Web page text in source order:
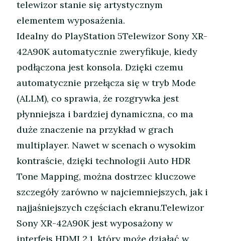
telewizor stanie się artystycznym
elementem wyposażenia.
Idealny do PlayStation 5Telewizor Sony XR-
42A90K automatycznie zweryfikuje, kiedy
podłączona jest konsola. Dzięki czemu
automatycznie przełącza się w tryb Mode
(ALLM), co sprawia, że rozgrywka jest
płynniejsza i bardziej dynamiczna, co ma
duże znaczenie na przykład w grach
multiplayer. Nawet w scenach o wysokim
kontraście, dzięki technologii Auto HDR
Tone Mapping, można dostrzec kluczowe
szczegóły zarówno w najciemniejszych, jak i
najjaśniejszych częściach ekranu.Telewizor
Sony XR-42A90K jest wyposażony w
interfejs HDMI 2.1, który może działać w